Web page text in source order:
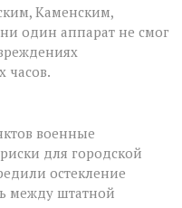
Каменским,
один аппарат не смог
часов.
военные
для городской
остекление
между штатной